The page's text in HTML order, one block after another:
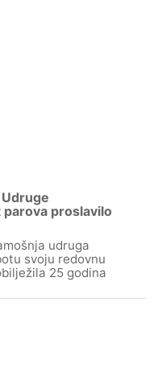
proslavilo
udruga
svoju redovnu
25 godina